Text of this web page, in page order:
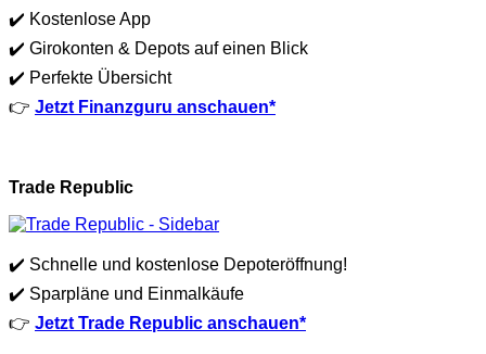
✔️ Kostenlose App
✔️ Girokonten & Depots auf einen Blick
✔️ Perfekte Übersicht
👉 Jetzt Finanzguru anschauen*
Trade Republic
✔️ Schnelle und kostenlose Depoteröffnung!
✔️ Sparpläne und Einmalkäufe
👉 Jetzt Trade Republic anschauen*